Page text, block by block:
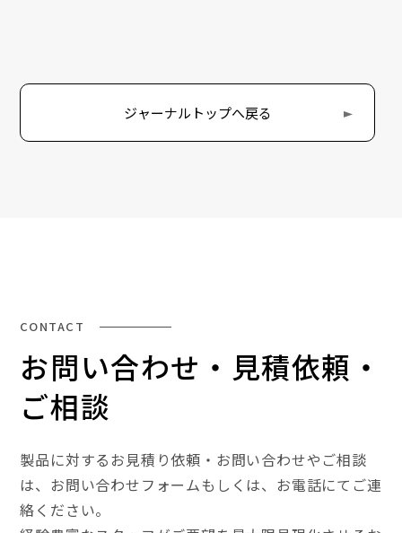
ジャーナルトップへ戻る
CONTACT
お問い合わせ・見積依頼・
ご相談
製品に対するお見積り依頼・お問い合わせやご相談
は、 お問い合わせフォームもしくは、お電話にてご連
絡ください。